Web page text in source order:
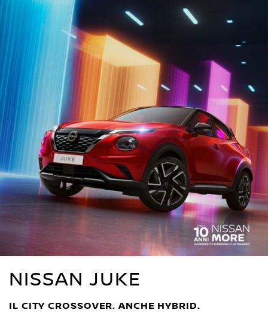
NISSAN JUKE
IL CITY CROSSOVER. ANCHE HYBRID.